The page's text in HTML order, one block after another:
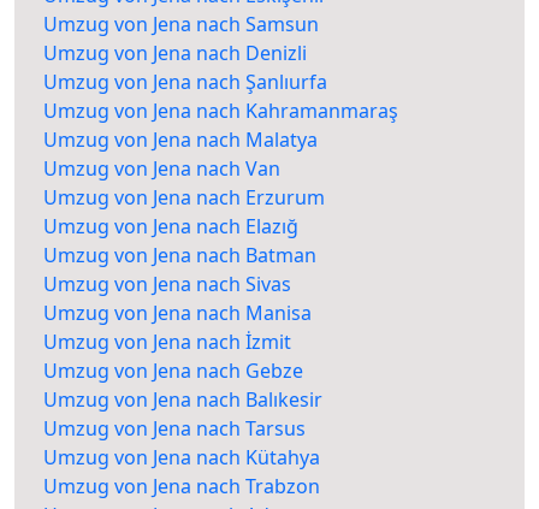
Umzug von Jena nach Samsun
Umzug von Jena nach Denizli
Umzug von Jena nach Şanlıurfa
Umzug von Jena nach Kahramanmaraş
Umzug von Jena nach Malatya
Umzug von Jena nach Van
Umzug von Jena nach Erzurum
Umzug von Jena nach Elazığ
Umzug von Jena nach Batman
Umzug von Jena nach Sivas
Umzug von Jena nach Manisa
Umzug von Jena nach İzmit
Umzug von Jena nach Gebze
Umzug von Jena nach Balıkesir
Umzug von Jena nach Tarsus
Umzug von Jena nach Kütahya
Umzug von Jena nach Trabzon